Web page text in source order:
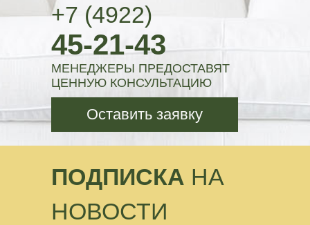
+7 (4922)
45-21-43
МЕНЕДЖЕРЫ ПРЕДОСТАВЯТ
ЦЕННУЮ КОНСУЛЬТАЦИЮ
Оставить заявку
ПОДПИСКА НА
НОВОСТИ